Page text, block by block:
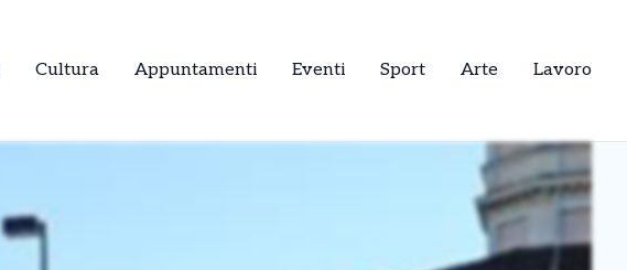
Cultura Appuntamenti Eventi Sport Arte Lavoro